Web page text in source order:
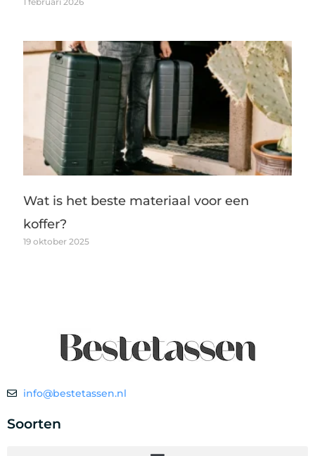
Wat is het beste materiaal voor een
koffer?
19 oktober 2025
info@bestetassen.nl
Soorten